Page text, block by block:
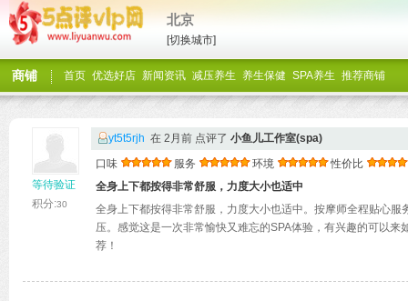
北京
[切换城市]
商铺 首页 优选好店 新闻资讯 减压养生 养生保健 SPA养生 推荐商铺
等待验证
积分:30
yt5t5rjh 在 2月前 点评了 小鱼儿工作室(spa)
口味
服务 环境
性价比
全身上下都按得非常舒服，力度大小也适中
全身上下都按得非常舒服，力度大小也适中。按摩师全程贴心服
压。感觉这是一次非常愉快又难忘的SPA体验，有兴趣的可以来
荐！